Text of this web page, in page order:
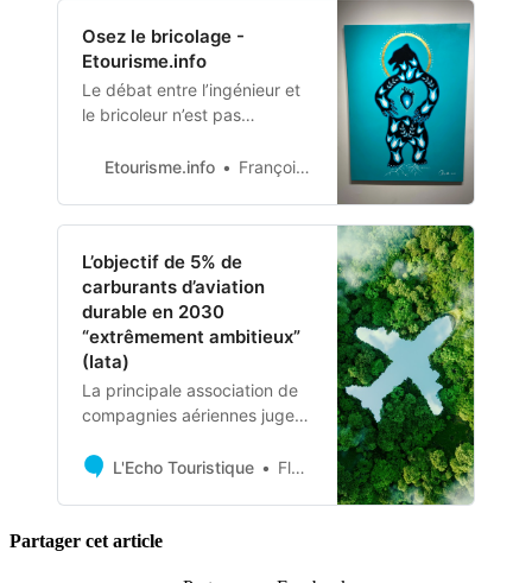
Osez le bricolage -
Etourisme.info
Le débat entre l’ingénieur et
le bricoleur n’est pas
l’intégration de l’IA dans les
Etourisme.info François Perroy
L’objectif de 5% de
carburants d’aviation
durable en 2030
“extrêmement ambitieux”
(Iata)
La principale association de
compagnies aériennes juge
l’objectif mondial d’une
dans le carburant d’aviation à
L'Echo Touristique Florian De Paola
Partager cet article